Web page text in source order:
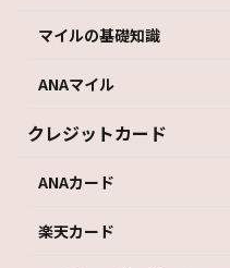
マイルの基礎知識
ANAマイル
クレジットカード
ANAカード
楽天カード